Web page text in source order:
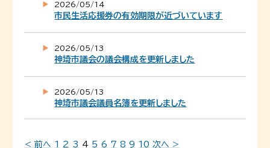
2026/05/14
市民生活応援券の有効期限が近づいています
2026/05/13
神埼市議会の議会構成を更新しました
2026/05/13
神埼市議会議員名簿を更新しました
< 前へ 1 2 3 4 5 6 7 8 9 10 次へ >